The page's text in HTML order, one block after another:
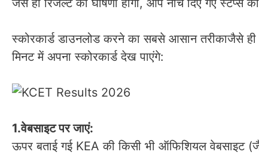
स्कोरकार्ड डाउनलोड करने का सबसे आसान तरीकाजैसे
मिनट में अपना स्कोरकार्ड देख पाएंगे:
1.वेबसाइट पर जाएं:
ऊपर बताई गई KEA की किसी भी ऑफिशियल